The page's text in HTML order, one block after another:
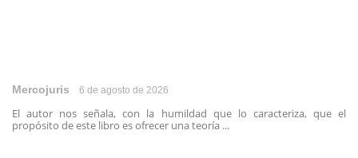
Mercojuris 6 de agosto de 2026
El autor nos señala, con la humildad que lo caracteriza, que el
propósito de este libro es ofrecer una teoría ...